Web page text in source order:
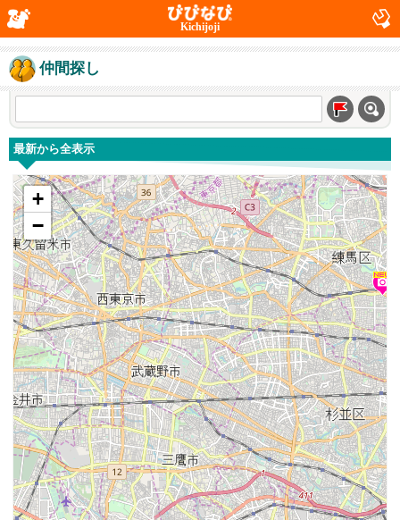
Kichijoji
仲間探し
最新から全表示
+
−